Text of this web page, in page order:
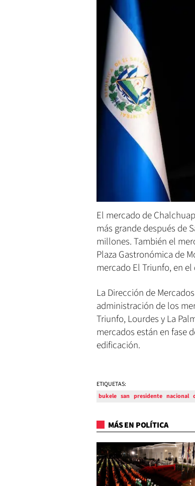
El mercado de
más grande después de
millones. También el
Plaza Gastronómica de
mercado El Triunfo, en
La Dirección de
administración de los
Triunfo, Lourdes y La
mercados están en fase
edificación.
ETIQUETAS:
bukele san presidente nacional
MÁS EN POLÍTICA